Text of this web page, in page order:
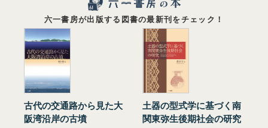
六一書房が出版する図書の最新刊をチェック！
古代の交通路から見た大
阪湾沿岸の古墳
土器の型式学に基づく南
関東弥生後期社会の研究